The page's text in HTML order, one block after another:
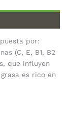
por:
(C, E, B1, B2
que influyen
es rico en